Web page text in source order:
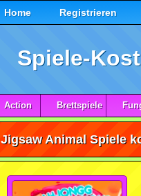
Home Registrieren
Spiele-
Action Brettspiele
Jigsaw Animal Spiele